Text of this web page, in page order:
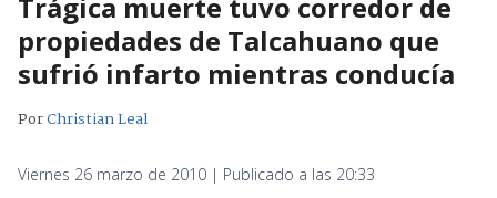
propiedades de Talcahuano que
sufrió infarto mientras conducía
PorChristian Leal
Viernes 26 marzo de 2010 | Publicado a las 20:33